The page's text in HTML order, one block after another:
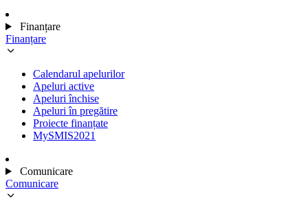
Finanțare
Finanțare
Calendarul apelurilor
Apeluri active
Apeluri închise
Apeluri în pregătire
Proiecte finanțate
MySMIS2021
Comunicare
Comunicare